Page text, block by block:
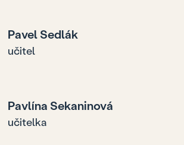
Pavel Sedlák
učitel
Pavlína Sekaninová
učitelka